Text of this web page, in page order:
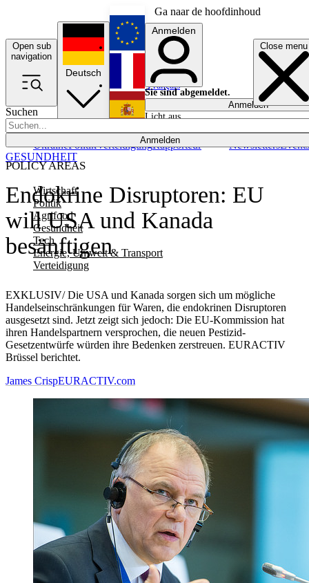
Ga naar de hoofdinhoud
Open sub
navigation
Close menu
Suchen
Anmelden
POLICY AREAS
Wirtschaft
Politik
Agrifood
Gesundheit
Tech
Energie, Umwelt & Transport
Verteidigung
UkrainePolitikVerteidigungRapporteur NewslettersEvents
Deutsch
English
Français
Anmelden
Sie sind abgemeldet.
Anmelden
Licht aus
Endokrine Disruptoren: EU
will USA und Kanada
besänftigen
EXKLUSIV/ Die USA und Kanada sorgen sich um mögliche
Handelseinschränkungen für Waren, die endokrinen Disruptoren
ausgesetzt sind. Jetzt zeigt sich jedoch: Die EU-Kommission hat
ihren Handelspartnern versprochen, die neuen Pestizid-
Gesetzentwürfe würden ihre Bedenken zerstreuen. EURACTIV
Brüssel berichtet.
GESUNDHEIT
James CrispEURACTIV.com